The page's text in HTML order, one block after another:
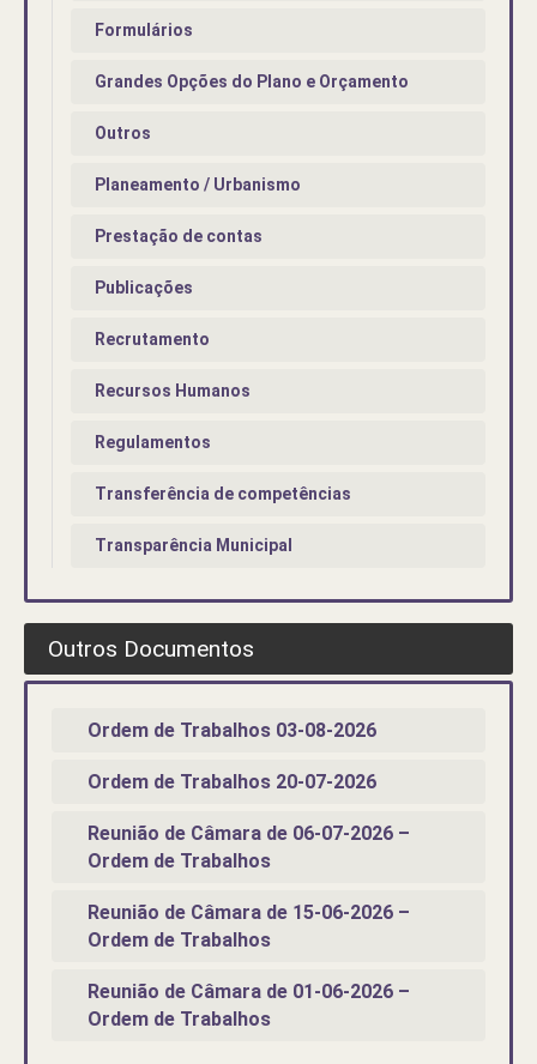
Formulários
Grandes Opções do Plano e Orçamento
Outros
Planeamento / Urbanismo
Prestação de contas
Publicações
Recrutamento
Recursos Humanos
Regulamentos
Transferência de competências
Transparência Municipal
Outros Documentos
Ordem de Trabalhos 03-08-2026
Ordem de Trabalhos 20-07-2026
Reunião de Câmara de 06-07-2026 –
Ordem de Trabalhos
Reunião de Câmara de 15-06-2026 –
Ordem de Trabalhos
Reunião de Câmara de 01-06-2026 –
Ordem de Trabalhos